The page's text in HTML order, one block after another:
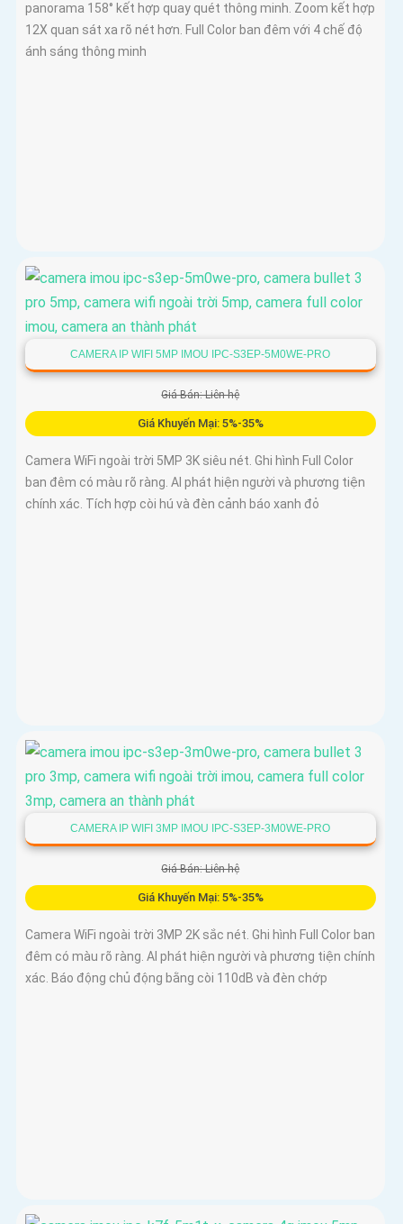
panorama 158° kết hợp quay quét thông minh. Zoom kết hợp
12X quan sát xa rõ nét hơn. Full Color ban đêm với 4 chế độ
ánh sáng thông minh
CAMERA IP WIFI 5MP IMOU IPC-S3EP-5M0WE-PRO
Giá Bán: Liên hệ
Giá Khuyến Mại: 5%-35%
Camera WiFi ngoài trời 5MP 3K siêu nét. Ghi hình Full Color
ban đêm có màu rõ ràng. AI phát hiện người và phương tiện
chính xác. Tích hợp còi hú và đèn cảnh báo xanh đỏ
CAMERA IP WIFI 3MP IMOU IPC-S3EP-3M0WE-PRO
Giá Bán: Liên hệ
Giá Khuyến Mại: 5%-35%
Camera WiFi ngoài trời 3MP 2K sắc nét. Ghi hình Full Color ban
đêm có màu rõ ràng. AI phát hiện người và phương tiện chính
xác. Báo động chủ động bằng còi 110dB và đèn chớp